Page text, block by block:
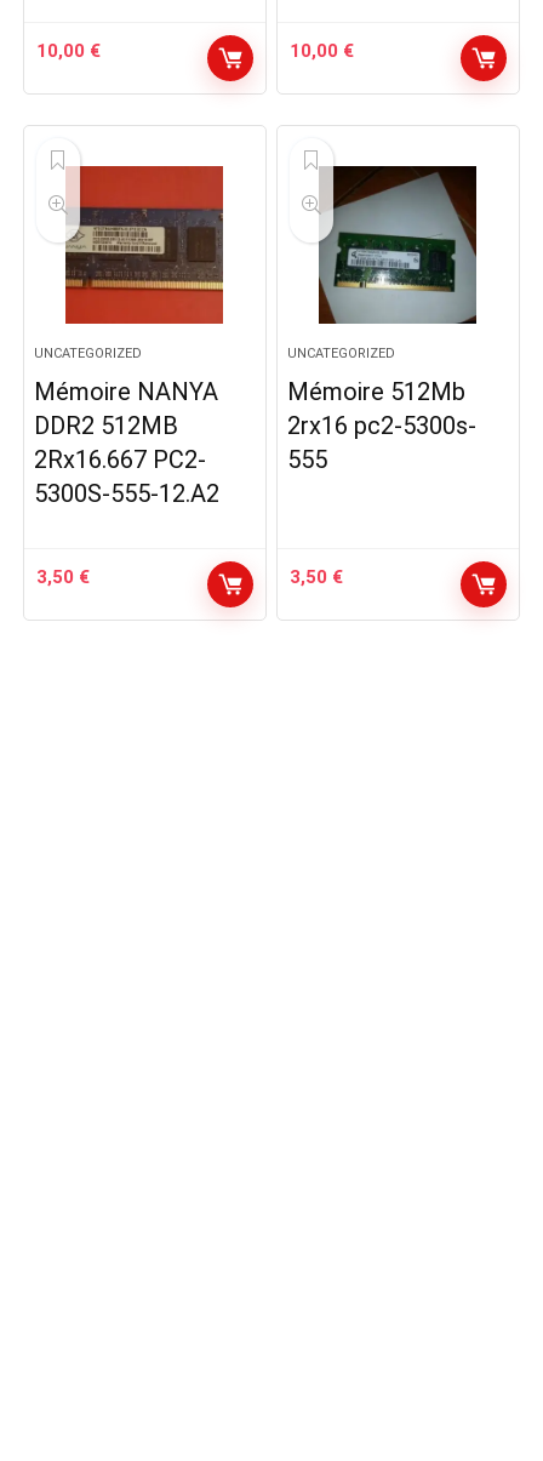
10,00 € 10,00 €
UNCATEGORIZED
Mémoire NANYA
DDR2 512MB
2Rx16.667 PC2-
5300S-555-12.A2
3,50 €
UNCATEGORIZED
Mémoire 512Mb
2rx16 pc2-5300s-
555
3,50 €